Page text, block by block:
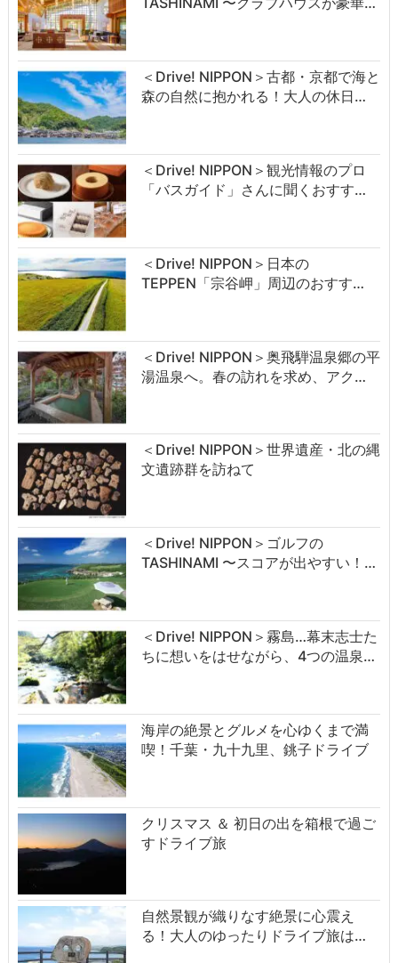
＜Drive! NIPPON＞古都・京都で海と
森の自然に抱かれる！大人の休日…
＜Drive! NIPPON＞観光情報のプロ
「バスガイド」さんに聞くおすす…
＜Drive! NIPPON＞日本の
TEPPEN「宗谷岬」周辺のおすす…
＜Drive! NIPPON＞奥飛騨温泉郷の平
湯温泉へ。春の訪れを求め、アク…
＜Drive! NIPPON＞世界遺産・北の縄
文遺跡群を訪ねて
＜Drive! NIPPON＞ゴルフの
TASHINAMI 〜スコアが出やすい！…
＜Drive! NIPPON＞霧島…幕末志士た
ちに想いをはせながら、4つの温泉…
海岸の絶景とグルメを心ゆくまで満
喫！千葉・九十九里、銚子ドライブ
クリスマス ＆ 初日の出を箱根で過ご
すドライブ旅
自然景観が織りなす絶景に心震え
る！大人のゆったりドライブ旅は…